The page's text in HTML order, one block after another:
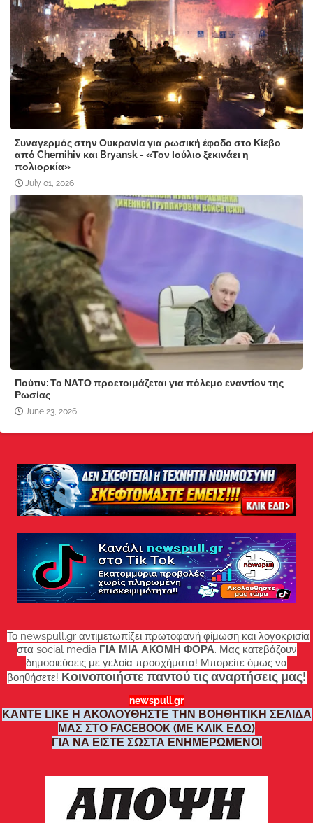
Συναγερμός στην Ουκρανία για ρωσική έφοδο στο Κίεβο
από Chernihiv και Bryansk - «Τον Ιούλιο ξεκινάει η
πολιορκία»
July 01, 2026
Πούτιν: Το ΝΑΤΟ προετοιμάζεται για πόλεμο εναντίον της
Ρωσίας
June 23, 2026
Το newspull.gr αντιμετωπίζει πρωτοφανή φίμωση και λογοκρισία
στα social media ΓΙΑ ΜΙΑ ΑΚΟΜΗ ΦΟΡΑ. Μας κατεβάζουν
δημοσιεύσεις με γελοία προσχήματα! Μπορείτε όμως να
βοηθήσετε! Κοινοποιήστε παντού τις αναρτήσεις μας!
newspull.gr
ΚΑΝΤΕ LIKE Η ΑΚΟΛΟΥΘΗΣΤΕ ΤΗΝ ΒΟΗΘΗΤΙΚΗ ΣΕΛΙΔΑ
ΜΑΣ ΣΤΟ FACEBOOK (ΜΕ ΚΛΙΚ ΕΔΩ)
ΓΙΑ ΝΑ ΕΙΣΤΕ ΣΩΣΤΑ ΕΝΗΜΕΡΩΜΕΝΟΙ